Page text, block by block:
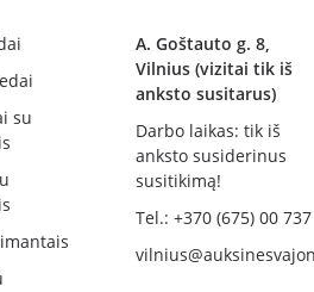
su
A. Goštauto g. 8,
Vilnius (vizitai tik iš
anksto susitarus)
Darbo laikas: tik iš
anksto susiderinus
susitikimą!
Tel.: +370 (675) 00 737